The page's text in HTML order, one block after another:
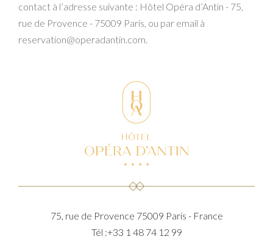
contact à l’adresse suivante : Hôtel Opéra d’Antin - 75,
rue de Provence - 75009 Paris, ou par email à
reservation@operadantin.com.
75, rue de Provence 75009 Paris - France
Tél :+33 1 48 74 12 99